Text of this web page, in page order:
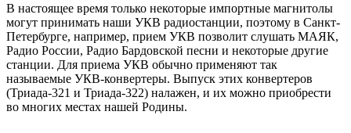
В настоящее время только некоторые импортные магнитолы
могут принимать наши УКВ радиостанции, поэтому в Санкт-
Петербурге, например, прием УКВ позволит слушать МАЯК,
Радио России, Радио Бардовской песни и некоторые другие
станции. Для приема УКВ обычно применяют так
называемые УКВ-конвертеры. Выпуск этих конвертеров
(Триада-321 и Триада-322) налажен, и их можно приобрести
во многих местах нашей Родины.